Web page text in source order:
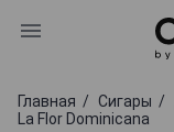
Главная Сигары
La Flor Dominicana